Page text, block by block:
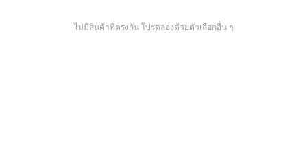
ไม่มีสินค้าที่ตรงกัน โปรดลองด้วยตัวเลือกอื่น ๆ